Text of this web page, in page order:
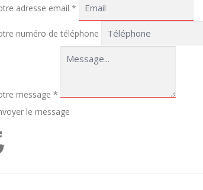
adresse email *
numéro de téléphone
message *
le message